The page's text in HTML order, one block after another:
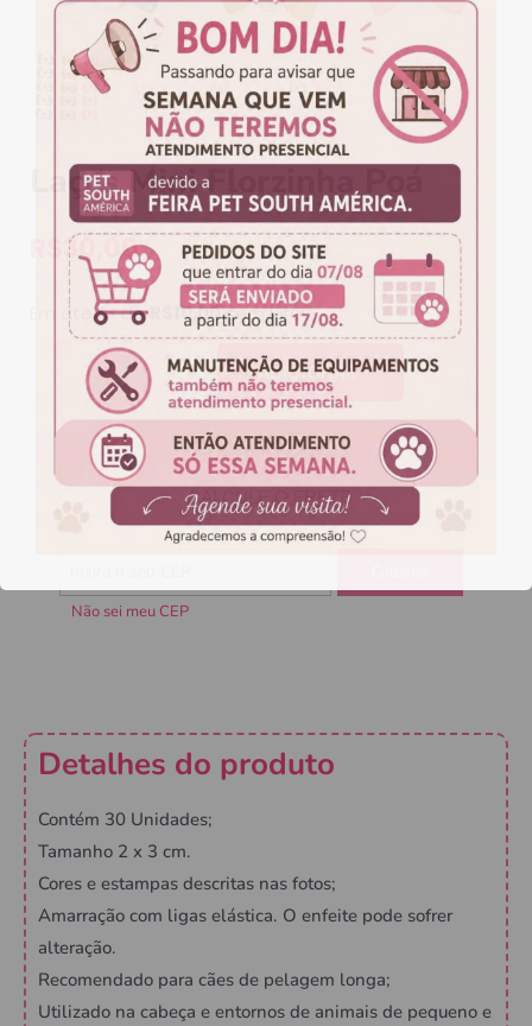
Laços Mini Florzinha Poá
30,00
Em até 3x de 10,00sem juros
ADICIONAR
CALCULE O FRETE
Não sei meu CEP
Detalhes do produto
Contém 30 Unidades;
Tamanho 2 x 3 cm.
Cores e estampas descritas nas fotos;
Amarração com ligas elástica. O enfeite pode sofrer
alteração.
Recomendado para cães de pelagem longa;
Utilizado na cabeça e entornos de animais de pequeno e